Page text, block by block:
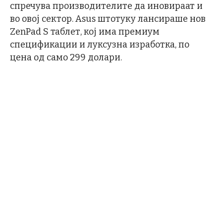
спречува производителите да иновираат и
во овој сектор. Asus штотуку лансираше нов
ZenPad S таблет, кој има премиум
спецификации и луксузна изработка, по
цена од само 299 долари.